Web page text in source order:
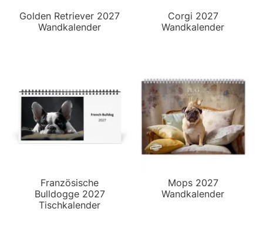
Golden Retriever 2027
Wandkalender
Corgi 2027
Wandkalender
Französische
Bulldogge 2027
Tischkalender
Mops 2027
Wandkalender